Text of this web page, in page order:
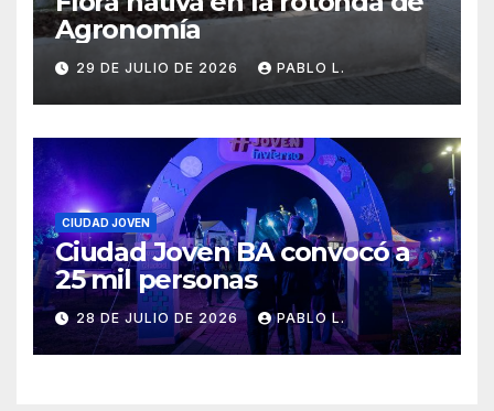
Agronomía
29 DE JULIO DE 2026 PABLO L.
CIUDAD JOVEN
Ciudad Joven BA convocó a
25 mil personas
28 DE JULIO DE 2026 PABLO L.